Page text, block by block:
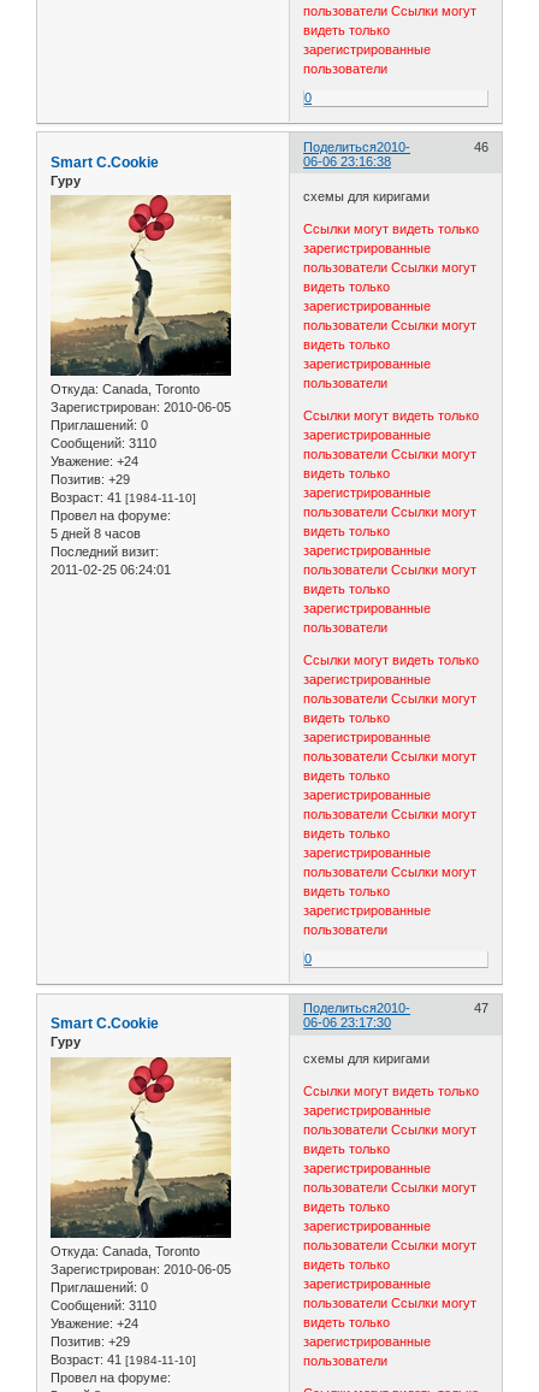
пользователи Ссылки могут
видеть только
зарегистрированные
пользователи
0
Поделиться 46
2010-
06-06 23:16:38
Smart C.Cookie
Гуру
Откуда: Canada, Toronto
Зарегистрирован: 2010-06-05
Приглашений: 0
Сообщений: 3110
Уважение: +24
Позитив: +29
Возраст: 41 [1984-11-10]
Провел на форуме:
5 дней 8 часов
Последний визит:
2011-02-25 06:24:01
схемы для киригами
Ссылки могут видеть только
зарегистрированные
пользователи Ссылки могут
видеть только
зарегистрированные
пользователи Ссылки могут
видеть только
зарегистрированные
пользователи
Ссылки могут видеть только
зарегистрированные
пользователи Ссылки могут
видеть только
зарегистрированные
пользователи Ссылки могут
видеть только
зарегистрированные
пользователи Ссылки могут
видеть только
зарегистрированные
пользователи
Ссылки могут видеть только
зарегистрированные
пользователи Ссылки могут
видеть только
зарегистрированные
пользователи Ссылки могут
видеть только
зарегистрированные
пользователи Ссылки могут
видеть только
зарегистрированные
пользователи Ссылки могут
видеть только
зарегистрированные
пользователи
0
Поделиться 47
2010-
06-06 23:17:30
Smart C.Cookie
Гуру
Откуда: Canada, Toronto
Зарегистрирован: 2010-06-05
Приглашений: 0
Сообщений: 3110
Уважение: +24
Позитив: +29
Возраст: 41 [1984-11-10]
Провел на форуме:
схемы для киригами
Ссылки могут видеть только
зарегистрированные
пользователи Ссылки могут
видеть только
зарегистрированные
пользователи Ссылки могут
видеть только
зарегистрированные
пользователи Ссылки могут
видеть только
зарегистрированные
пользователи Ссылки могут
видеть только
зарегистрированные
пользователи